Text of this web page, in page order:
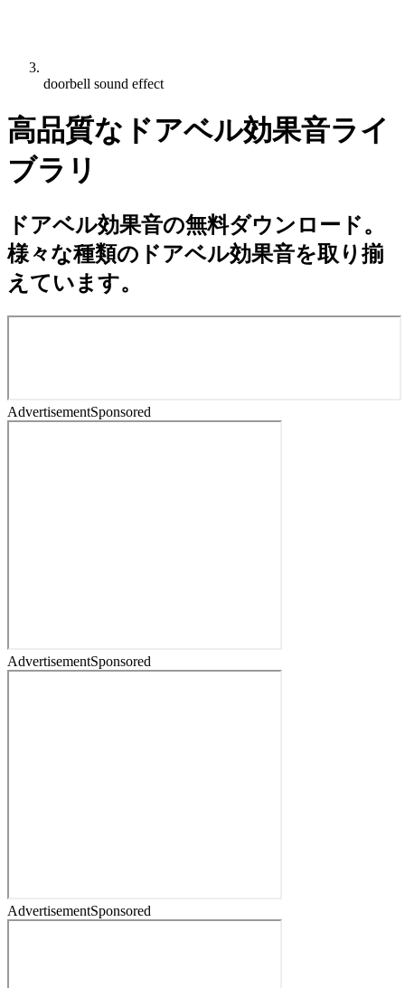
doorbell sound effect
高品質なドアベル効果音ライ
ブラリ
ドアベル効果音の無料ダウンロード。
様々な種類のドアベル効果音を取り揃
えています。
AdvertisementSponsored
AdvertisementSponsored
AdvertisementSponsored